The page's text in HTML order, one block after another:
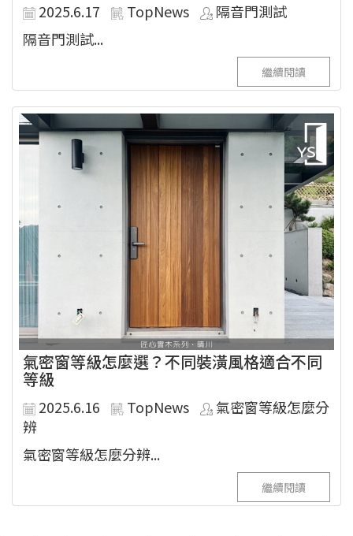
2025.6.17 TopNews
隔音門測試
隔音門測試...
繼續閱讀
氣密窗等級怎麼選？不同裝潢風格適合不同
等級
2025.6.16 TopNews
氣密窗等級怎麼分
辨
氣密窗等級怎麼分辨...
繼續閱讀